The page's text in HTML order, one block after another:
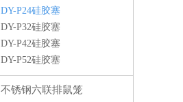
DY-P24硅胶塞
DY-P32硅胶塞
DY-P42硅胶塞
DY-P52硅胶塞
不锈钢六联排鼠笼